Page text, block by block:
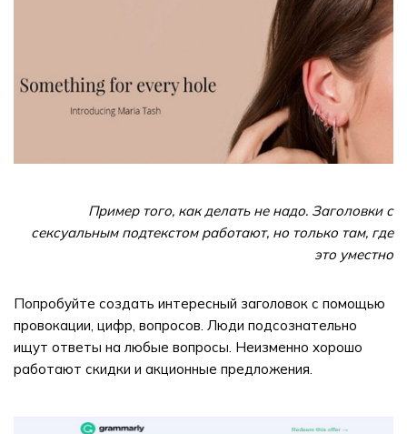
Пример того, как делать не надо. Заголовки с
сексуальным подтекстом работают, но только там, где
это уместно
Попробуйте создать интересный заголовок с помощью
провокации, цифр, вопросов. Люди подсознательно
ищут ответы на любые вопросы. Неизменно хорошо
работают скидки и акционные предложения.